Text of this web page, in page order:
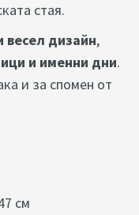
стая.
весел дизайн,
и именни дни.
и за спомен от
см